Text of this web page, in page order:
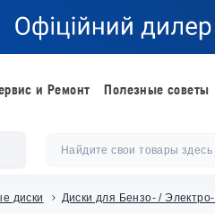
и Ремонт Полезные советы
диски Диски для Бензо- /